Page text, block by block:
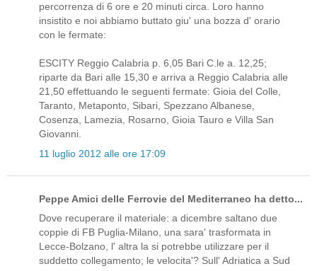
percorrenza di 6 ore e 20 minuti circa. Loro hanno
insistito e noi abbiamo buttato giu' una bozza d' orario
con le fermate:
ESCITY Reggio Calabria p. 6,05 Bari C.le a. 12,25;
riparte da Bari alle 15,30 e arriva a Reggio Calabria alle
21,50 effettuando le seguenti fermate: Gioia del Colle,
Taranto, Metaponto, Sibari, Spezzano Albanese,
Cosenza, Lamezia, Rosarno, Gioia Tauro e Villa San
Giovanni.
11 luglio 2012 alle ore 17:09
Peppe Amici delle Ferrovie del Mediterraneo ha detto...
Dove recuperare il materiale: a dicembre saltano due
coppie di FB Puglia-Milano, una sara' trasformata in
Lecce-Bolzano, l' altra la si potrebbe utilizzare per il
suddetto collegamento; le velocita'? Sull' Adriatica a Sud